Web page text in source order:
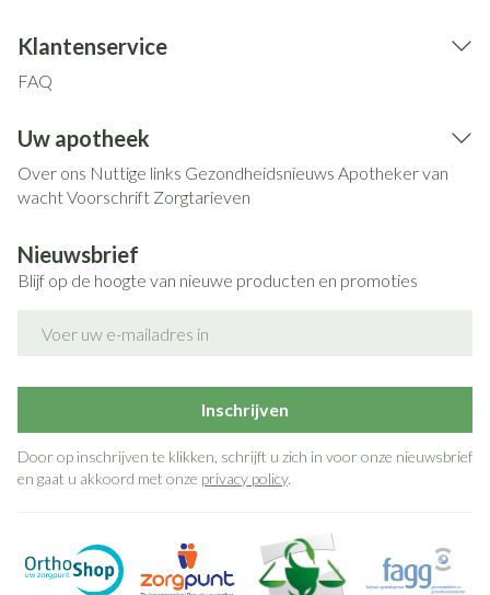
Klantenservice
FAQ
Uw apotheek
Over ons Nuttige links Gezondheidsnieuws Apotheker van
wachtVoorschrift Zorgtarieven
Nieuwsbrief
Blijf op de hoogte van nieuwe producten en promoties
Inschrijven
Door op inschrijven te klikken, schrijft u zich in voor onze nieuwsbrief
en gaat u akkoord met onze privacy policy.